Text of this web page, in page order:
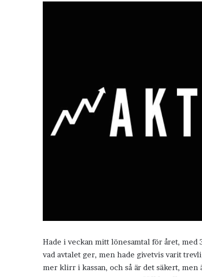
Hade i veckan mitt lönesamtal för året, med
vad avtalet ger, men hade givetvis varit
mer klirr i kassan, och så är det säkert, men